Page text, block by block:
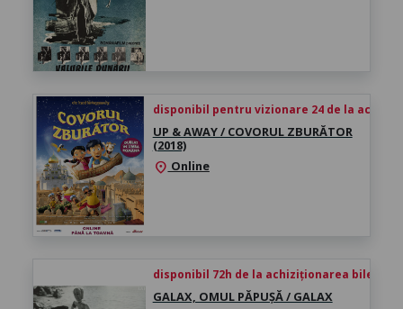
disponibil pentru vizionare 24 de la
UP & AWAY / COVORUL ZBURĂTOR
(2018)
location_on Online
disponibil 72h de la achiziționarea biletului
GALAX, OMUL PĂPUȘĂ / GALAX